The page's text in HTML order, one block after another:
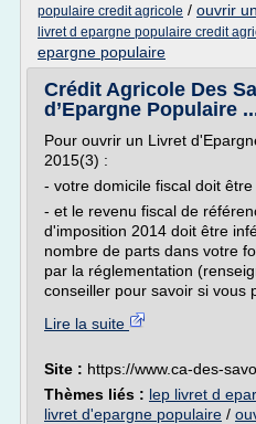
populaire credit agricole / ouvrir
livret d epargne populaire credit
epargne populaire
Crédit Agricole Des
d’Epargne Populaire
Pour ouvrir un Livret
2015(3) :
- votre domicile fiscal doit être
- et le revenu fiscal de
d'imposition 2014 doit être
nombre de parts dans votre
par la réglementation
conseiller pour savoir si vous
Lire la suite
Site : https://www.ca-des-
Thèmes liés : lep livret d
livret d'epargne populaire /